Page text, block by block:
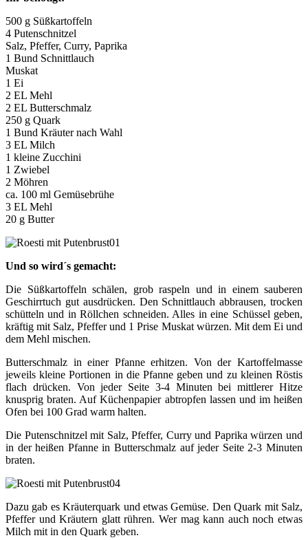
500 g Süßkartoffeln
4 Putenschnitzel
Salz, Pfeffer, Curry, Paprika
1 Bund Schnittlauch
Muskat
1 Ei
2 EL Mehl
2 EL Butterschmalz
250 g Quark
1 Bund Kräuter nach Wahl
3 EL Milch
1 kleine Zucchini
1 Zwiebel
2 Möhren
ca. 100 ml Gemüsebrühe
3 EL Mehl
20 g Butter
Und so wird´s gemacht:
Die Süßkartoffeln schälen, grob raspeln und in einem sauberen
Geschirrtuch gut ausdrücken. Den Schnittlauch abbrausen, trocken
schütteln und in Röllchen schneiden. Alles in eine Schüssel geben,
kräftig mit Salz, Pfeffer und 1 Prise Muskat würzen. Mit dem Ei und
dem Mehl mischen.
Butterschmalz in einer Pfanne erhitzen. Von der Kartoffelmasse
jeweils kleine Portionen in die Pfanne geben und zu kleinen Röstis
flach drücken. Von jeder Seite 3-4 Minuten bei mittlerer Hitze
knusprig braten. Auf Küchenpapier abtropfen lassen und im heißen
Ofen bei 100 Grad warm halten.
Die Putenschnitzel mit Salz, Pfeffer, Curry und Paprika würzen und
in der heißen Pfanne in Butterschmalz auf jeder Seite 2-3 Minuten
braten.
Dazu gab es Kräuterquark und etwas Gemüse. Den Quark mit Salz,
Pfeffer und Kräutern glatt rühren. Wer mag kann auch noch etwas
Milch mit in den Quark geben.